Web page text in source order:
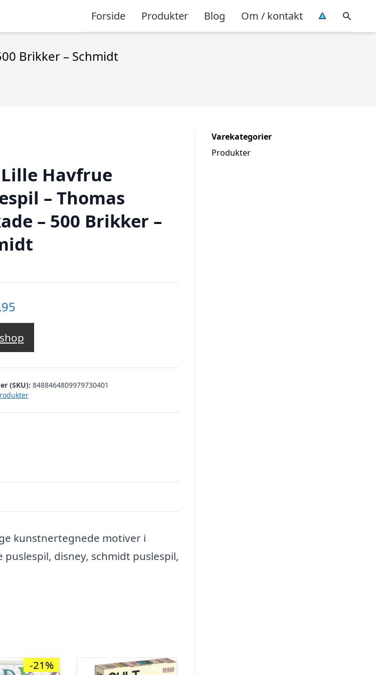
Forside Produkter Blog Om / kontakt
Brikker – Schmidt
Havfrue
– Thomas
– 500 Brikker –
(SKU): 8488464809979730401
kunstnertegnede motiver i
disney, schmidt puslespil,
-21%
Varekategorier
Produkter